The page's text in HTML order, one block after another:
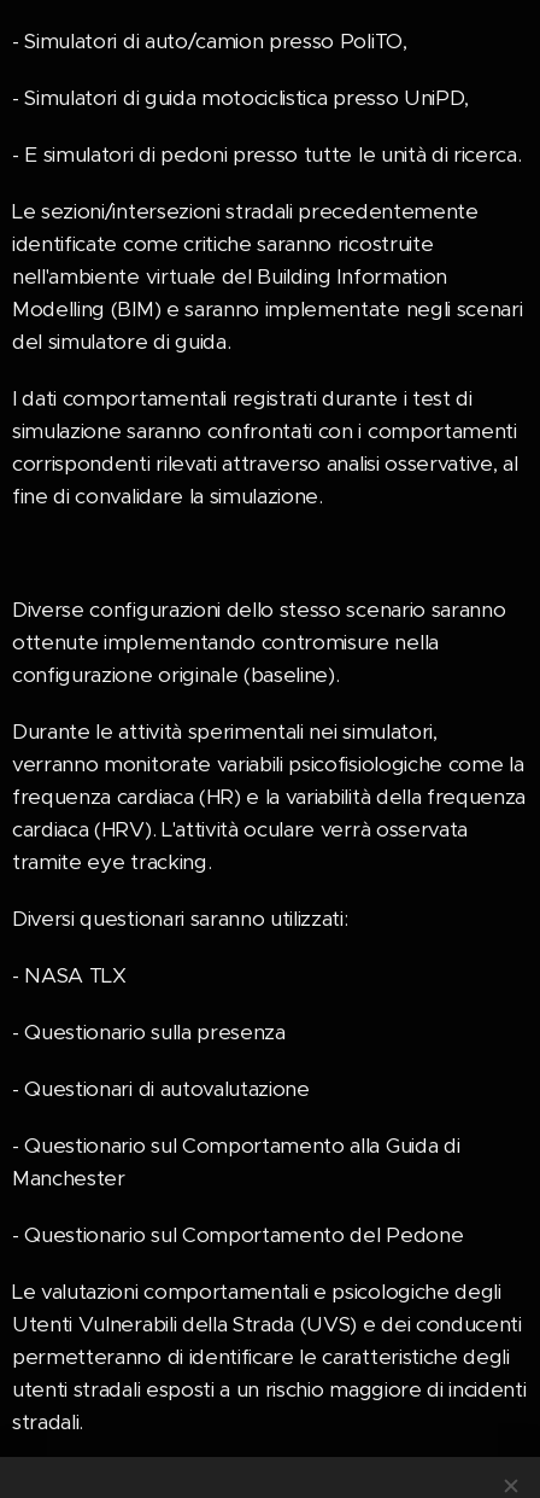
- Simulatori di auto/camion presso PoliTO,
- Simulatori di guida motociclistica presso UniPD,
- E simulatori di pedoni presso tutte le unità di ricerca.
Le sezioni/intersezioni stradali precedentemente
identificate come critiche saranno ricostruite
nell'ambiente virtuale del Building Information
Modelling (BIM) e saranno implementate negli scenari
del simulatore di guida.
I dati comportamentali registrati durante i test di
simulazione saranno confrontati con i comportamenti
corrispondenti rilevati attraverso analisi osservative, al
fine di convalidare la simulazione.
Diverse configurazioni dello stesso scenario saranno
ottenute implementando contromisure nella
configurazione originale (baseline).
Durante le attività sperimentali nei simulatori,
verranno monitorate variabili psicofisiologiche come la
frequenza cardiaca (HR) e la variabilità della frequenza
cardiaca (HRV). L'attività oculare verrà osservata
tramite eye tracking.
Diversi questionari saranno utilizzati:
- NASA TLX
- Questionario sulla presenza
- Questionari di autovalutazione
- Questionario sul Comportamento alla Guida di
Manchester
- Questionario sul Comportamento del Pedone
Le valutazioni comportamentali e psicologiche degli
Utenti Vulnerabili della Strada (UVS) e dei conducenti
permetteranno di identificare le caratteristiche degli
utenti stradali esposti a un rischio maggiore di incidenti
stradali.